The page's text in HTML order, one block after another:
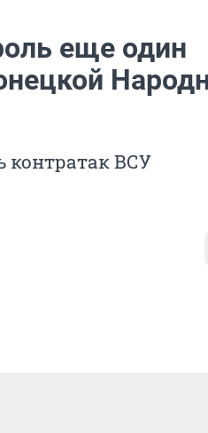
еще один
контратак ВСУ